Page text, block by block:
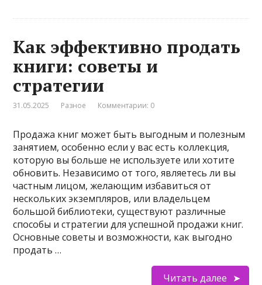
Как эффективно продать
книги: советы и
стратегии
31.05.2025 Разное Комментарии: 0
Продажа книг может быть выгодным и полезным
занятием, особенно если у вас есть коллекция,
которую вы больше не используете или хотите
обновить. Независимо от того, являетесь ли вы
частным лицом, желающим избавиться от
нескольких экземпляров, или владельцем
большой библиотеки, существуют различные
способы и стратегии для успешной продажи книг.
Основные советы и возможности, как выгодно
продать …
Читать далее